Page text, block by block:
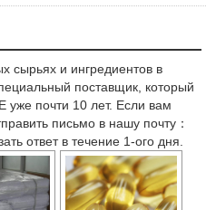
сырьях и ингредиентов в
поставщик, который
уже почти 10 лет. Если вам
письмо в нашу почту：
ответ в течение 1-ого дня.